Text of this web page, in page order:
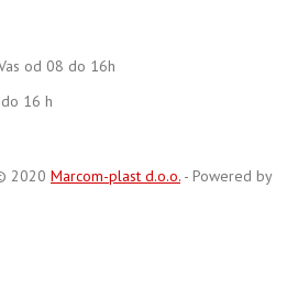
od 08 do 16h
16 h
2020 Marcom-plast d.o.o. - Powered by